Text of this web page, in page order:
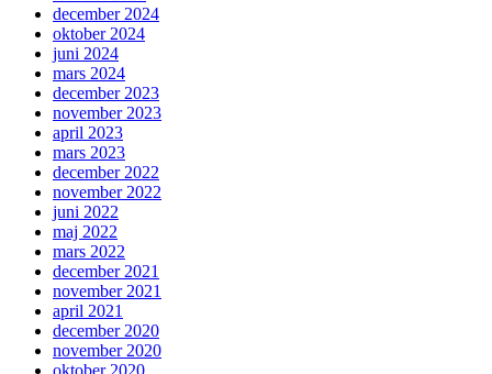
december 2024
oktober 2024
juni 2024
mars 2024
december 2023
november 2023
april 2023
mars 2023
december 2022
november 2022
juni 2022
maj 2022
mars 2022
december 2021
november 2021
april 2021
december 2020
november 2020
oktober 2020